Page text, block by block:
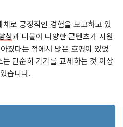
로 긍정적인 경험을 보고하고 있
상과 더불어 다양한 콘텐츠가 지원
졌다는 점에서 많은 호평이 있었
단순히 기기를 교체하는 것 이상
습니다.